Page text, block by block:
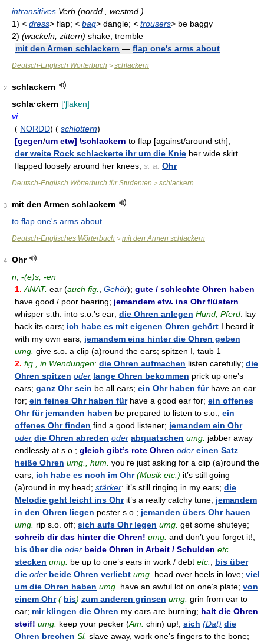
intransitives Verb (nordd.
, westmd.)
1) < dress> flap; < bag> dangle; < trousers> be baggy
2) (wackeln, zittern) shake; tremble
mit den Armen schlackern — flap one's arms about
Deutsch-Englisch Wörterbuch > schlackern
2
schlackern
schla·ckern [ʼʃlakɐn]
vi
( NORDD) ( schlottern)
[gegen/um etw] \schlackern to flap [against/around sth];
der weite Rock schlackerte ihr um die Knie her wide skirt
flapped loosely around her knees; s. a. Ohr
Deutsch-Englisch Wörterbuch für Studenten > schlackern
3
mit den Armen schlackern
to flap one's arms about
Deutsch-Englisches Wörterbuch > mit den Armen schlackern
4
Ohr
n; -(e)s, -en
1. ANAT. ear (auch fig. Gehör); gute / schlechte Ohren haben
have good / poor hearing; jemandem etw. ins Ohr flüstern
whisper s.th. into s.o.’s ear; die Ohren anlegen Hund, Pferd: lay
back its ears; ich habe es mit eigenen Ohren gehört I heard it
with my own ears; jemandem eins hinter die Ohren geben
umg. give s.o. a clip (a)round the ears; spitzen I, taub 1
2. fig., in Wendungen: die Ohren aufmachen listen carefully; die
Ohren spitzen oder lange Ohren bekommen prick up one’s
ears; ganz Ohr sein be all ears; ein Ohr haben fürhave an ear
for; ein feines Ohr haben fürhave a good ear for; ein offenes
Ohr für jemanden haben be prepared to listen to s.o.; ein
offenes Ohr finden find a good listener; jemandem ein Ohr
oder die Ohren abreden oder abquatschen umg. jabber away
endlessly at s.o.; gleich gibt’s rote Ohren oder einen Satz
heiße Ohren umg., hum. you’re just asking for a clip (a)round the
ears; ich habe es noch im Ohr (Musik etc.) it’s still going
(a)round in my head; stärker: it’s still ringing in my ears; die
Melodie geht leicht ins Ohrit’s a really catchy tune; jemandem
in den Ohren liegen pester s.o.; jemanden übers Ohr hauen
umg. rip s.o. off; sich aufs Ohr legen umg. get some shuteye;
schreib dir das hinter die Ohren! umg. and don’t you forget it!;
bis über die oder beide Ohren in Arbeit / Schulden etc.
stecken umg. be up to one’s ears in work / debt etc. ; bis über
die oder beide Ohren verliebt umg. head over heels in love; viel
um die Ohren haben umg. have an awful lot on one’s plate; von
einem Ohr ( bis) zum anderen grinsen umg. grin from ear to
ear; mir klingen die Ohren my ears are burning; halt die Ohren
steif! umg. keep your pecker (Am. chin) up!; sich (Dat) die
Ohren brechen Sl. slave away, work one’s fingers to the bone;